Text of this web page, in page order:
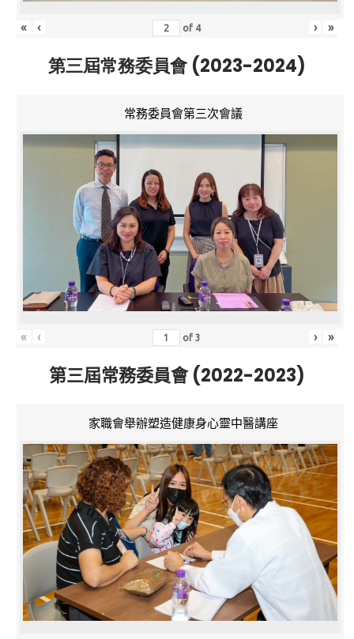
« ‹ of 4 › »
第三屆常務委員會 (2023-2024)
常務委員會第三次會議
« ‹ of3 › »
第三屆常務委員會 (2022-2023)
家職會舉辦塑造健康身心靈中醫講座